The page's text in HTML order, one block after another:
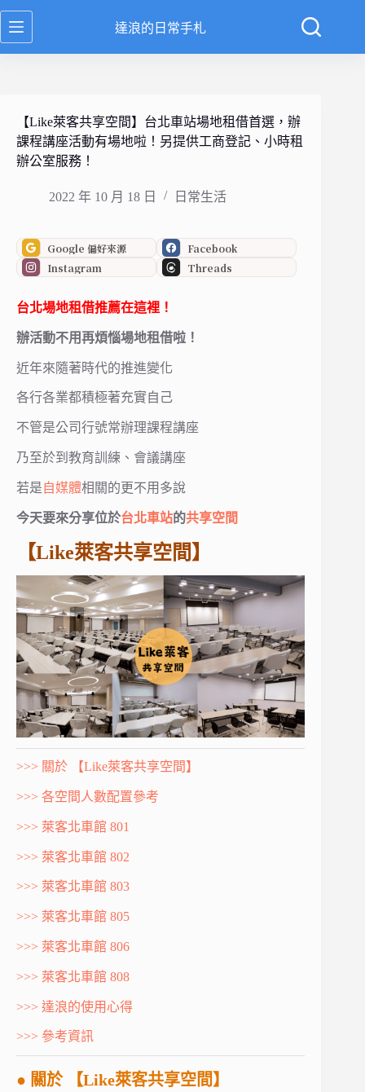
跳
至
達浪的日常手札
【Like萊客共享空間】台北車站場地租借首選，辦
課程講座活動有場地啦！另提供工商登記、小時租
辦公室服務！
2022 年 10 月 18 日 日常生活
Google 偏好來源
Facebook
Instagram
Threads
台北場地租借推薦在這裡！
辦活動不用再煩惱場地租借啦！
近年來隨著時代的推進變化
各行各業都積極著充實自己
不管是公司行號常辦理課程講座
乃至於到教育訓練、會議講座
若是自媒體相關的更不用多說
今天要來分享位於台北車站的共享空間
【Like萊客共享空間】
>>> 關於 【Like萊客共享空間】
>>> 各空間人數配置參考
>>> 萊客北車館 801
>>> 萊客北車館 802
>>> 萊客北車館 803
>>> 萊客北車館 805
>>> 萊客北車館 806
>>> 萊客北車館 808
>>> 達浪的使用心得
>>> 參考資訊
● 關於 【Like萊客共享空間】